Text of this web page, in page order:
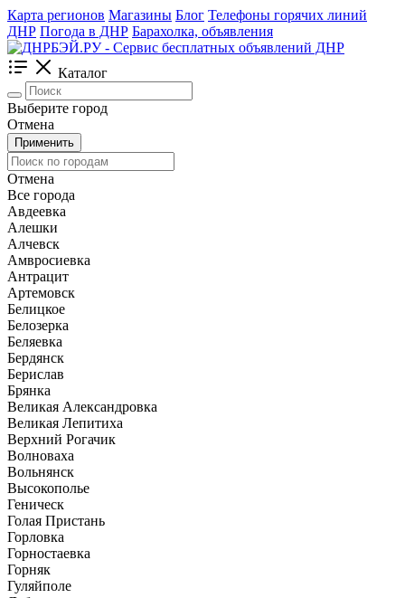
Карта регионов Магазины Блог Телефоны горячих линий
ДНР Погода в ДНР Барахолка, объявления
Каталог
Выберите город
Отмена
Применить
Отмена
Все города
Авдеевка
Алешки
Алчевск
Амвросиевка
Антрацит
Артемовск
Белицкое
Белозерка
Беляевка
Бердянск
Берислав
Брянка
Великая Александровка
Великая Лепитиха
Верхний Рогачик
Волноваха
Вольнянск
Высокополье
Геническ
Голая Пристань
Горловка
Горностаевка
Горняк
Гуляйполе